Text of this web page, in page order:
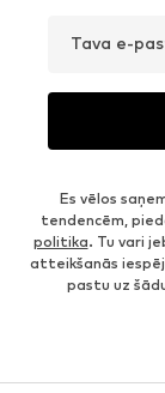
Tava e-
Es vēlos
tendencēm,
politika. Tu vari
atteikšanās
pastu uz